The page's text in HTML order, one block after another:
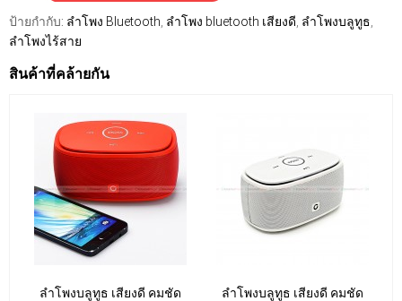
ป้ายกำกับ: ลำโพง Bluetooth ลำโพง bluetooth เสียงดี ลำโพงบลูทูธ
ลำโพงไร้สาย
สินค้าที่คล้ายกัน
ลำโพงบลูทูธ เสียงดี คมชัด
ลำโพงบลูทูธ เสียงดี คมชัด